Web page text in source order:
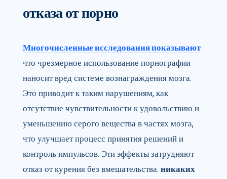
отказа от порно
Многочисленные исследования показывают
что чрезмерное использование порнографии
наносит вред системе вознаграждения мозга.
Это приводит к таким нарушениям, как
отсутствие чувствительности к удовольствию и
уменьшению серого вещества в частях мозга,
что улучшает процесс принятия решений и
контроль импульсов. Эти эффекты затрудняют
отказ от курения без вмешательства. никаких